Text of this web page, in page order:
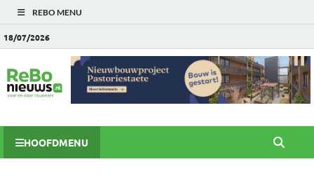
REBO MENU
18/07/2026
HOOFDMENU